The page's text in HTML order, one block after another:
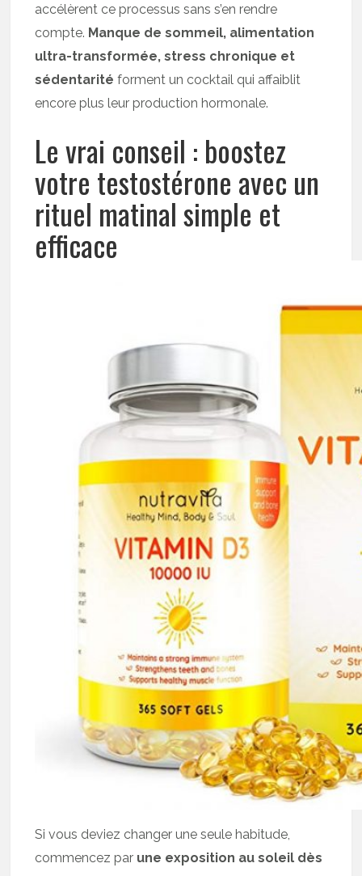
accélèrent ce processus sans s’en rendre
compte. Manque de sommeil, alimentation
ultra-transformée, stress chronique et
sédentarité forment un cocktail qui affaiblit
encore plus leur production hormonale.
Le vrai conseil : boostez
votre testostérone avec un
rituel matinal simple et
efficace
Si vous deviez changer une seule habitude,
commencez par une exposition au soleil dès